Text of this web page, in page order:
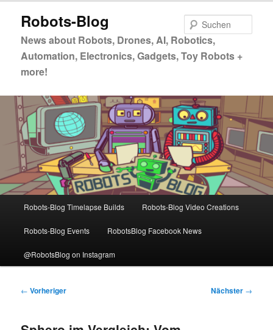
primären
springen
Robots-Blog
News about Robots, Drones, AI, Robotics,
Automation, Electronics, Gadgets, Toy Robots +
more!
Robots-Blog Timelapse Builds Robots-Blog Video Creations
Robots-Blog Events RobotsBlog Facebook News
@RobotsBlog on Instagram
Beitragsnavigation
← Vorheriger Nächster →